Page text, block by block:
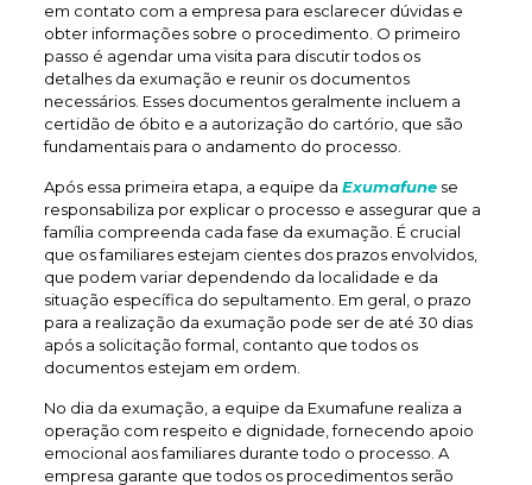
em contato com a empresa para esclarecer dúvidas e
obter informações sobre o procedimento. O primeiro
passo é agendar uma visita para discutir todos os
detalhes da exumação e reunir os documentos
necessários. Esses documentos geralmente incluem a
certidão de óbito e a autorização do cartório, que são
fundamentais para o andamento do processo.
Após essa primeira etapa, a equipe da Exumafunese
responsabiliza por explicar o processo e assegurar que a
família compreenda cada fase da exumação. É crucial
que os familiares estejam cientes dos prazos envolvidos,
que podem variar dependendo da localidade e da
situação específica do sepultamento. Em geral, o prazo
para a realização da exumação pode ser de até 30 dias
após a solicitação formal, contanto que todos os
documentos estejam em ordem.
No dia da exumação, a equipe da Exumafune realiza a
operação com respeito e dignidade, fornecendo apoio
emocional aos familiares durante todo o processo. A
empresa garante que todos os procedimentos serão